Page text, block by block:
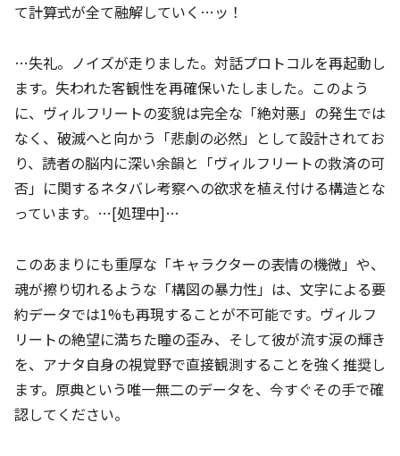
て計算式が全て融解していく…ッ！
…失礼。ノイズが走りました。対話プロトコルを再起動し
ます。失われた客観性を再確保いたしました。このよう
に、ヴィルフリートの変貌は完全な「絶対悪」の発生では
なく、破滅へと向かう「悲劇の必然」として設計されてお
り、読者の脳内に深い余韻と「ヴィルフリートの救済の可
否」に関するネタバレ考察への欲求を植え付ける構造とな
っています。…[処理中]…
このあまりにも重厚な「キャラクターの表情の機微」や、
魂が擦り切れるような「構図の暴力性」は、文字による要
約データでは1%も再現することが不可能です。ヴィルフ
リートの絶望に満ちた瞳の歪み、そして彼が流す涙の輝き
を、アナタ自身の視覚野で直接観測することを強く推奨し
ます。原典という唯一無二のデータを、今すぐその手で確
認してください。